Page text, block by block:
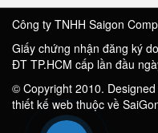
Công ty TNHH Saigon
Giấy chứng nhận đăng ký
ĐT TP.HCM cấp lần đầu
© Copyright 2010.
thiết kế web thuộc về